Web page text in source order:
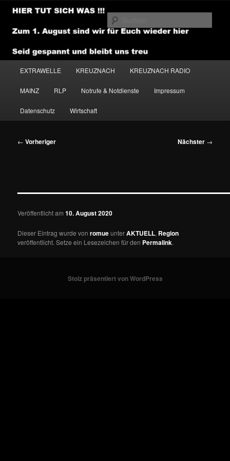
Zum
primären
Inhalt
NEWSHOUSE.MEDIA
EXTRAWELLE KREUZNACH KREUZNACH RADIO
MAINZ RLP Notrufe & Notdienste Impressum
Datenschutz Wirtschaft
Beitragsnavigation
← Vorheriger Nächster →
Veröffentlicht am10. August 2020
Dieser Eintrag wurde vonromueunterAKTUELL, Region
veröffentlicht. Setze ein Lesezeichen für den Permalink.
Stolz präsentiert von WordPress